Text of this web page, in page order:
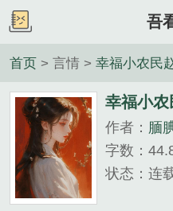
吾
首页 > 言情 > 幸福小农民
幸福小
作者： 腼
字数：
状态：连